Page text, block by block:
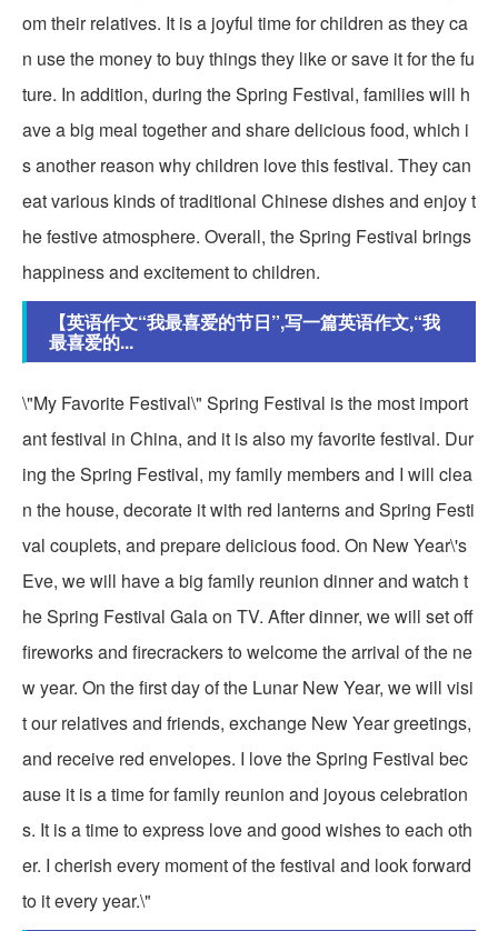
om their relatives. It is a joyful time for children as they ca
n use the money to buy things they like or save it for the fu
ture. In addition, during the Spring Festival, families will h
ave a big meal together and share delicious food, which i
s another reason why children love this festival. They can
eat various kinds of traditional Chinese dishes and enjoy t
he festive atmosphere. Overall, the Spring Festival brings
happiness and excitement to children.
【英语作文“我最喜爱的节日”,写一篇英语作文,“我
最喜爱的...
\"My Favorite Festival\" Spring Festival is the most import
ant festival in China, and it is also my favorite festival. Dur
ing the Spring Festival, my family members and I will clea
n the house, decorate it with red lanterns and Spring Festi
val couplets, and prepare delicious food. On New Year\'s
Eve, we will have a big family reunion dinner and watch t
he Spring Festival Gala on TV. After dinner, we will set off
fireworks and firecrackers to welcome the arrival of the ne
w year. On the first day of the Lunar New Year, we will visi
t our relatives and friends, exchange New Year greetings,
and receive red envelopes. I love the Spring Festival bec
ause it is a time for family reunion and joyous celebration
s. It is a time to express love and good wishes to each oth
er. I cherish every moment of the festival and look forward
to it every year.\"